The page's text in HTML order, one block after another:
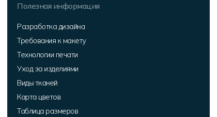
Полезная информация
Разработка дизайна
Требования к макету
Технологии печати
Уход за изделиями
Виды тканей
Карта цветов
Таблица размеров